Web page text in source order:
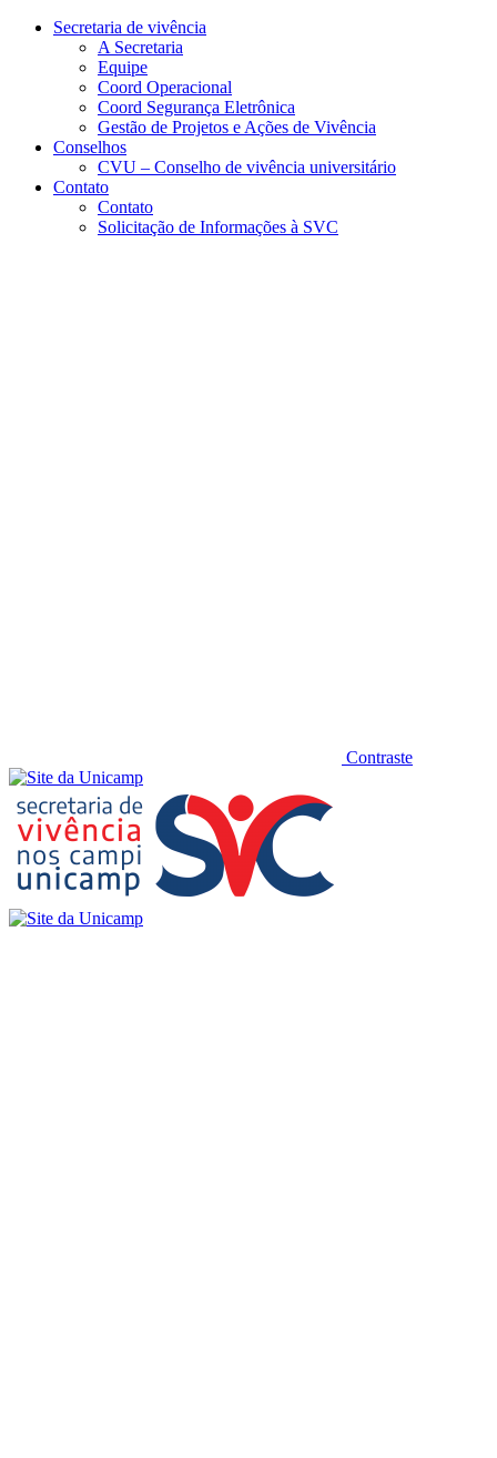
Conteúdo principal Menu principal
Secretaria de vivência
A Secretaria
Equipe
Coord Operacional
Coord Segurança Eletrônica
Gestão de Projetos e Ações de Vivência
Conselhos
CVU – Conselho de vivência universitário
Contato
Contato
Solicitação de Informações à SVC
Contraste